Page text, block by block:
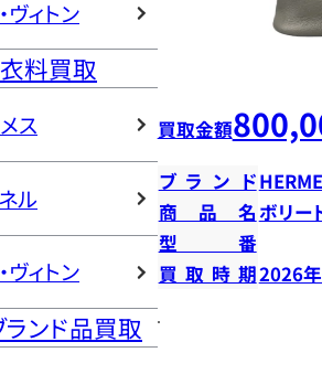
ヴィトン
料買取
ス
ル
ヴィトン
ンド品買取
買取金額
ブランド
商品名ボリー
型番
買取時期2026